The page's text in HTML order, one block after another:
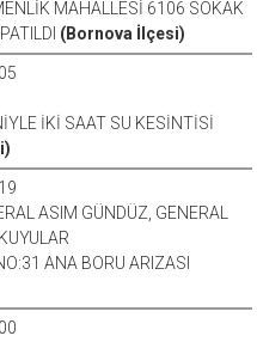
MAHALLESİ 6106 SOKAK
(Bornova İlçesi)
İKİ SAAT SU KESİNTİSİ
ASIM GÜNDÜZ, GENERAL
ANA BORU ARIZASI